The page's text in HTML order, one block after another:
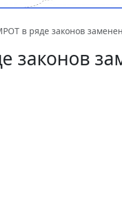
в ряде законов
законов